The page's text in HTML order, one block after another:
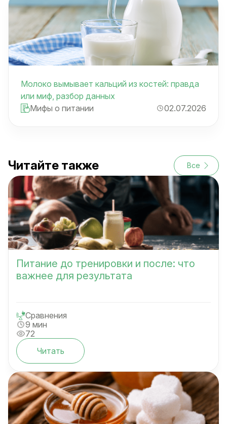
Молоко вымывает кальций из костей: правда
или миф, разбор данных
Мифы о питании
02.07.2026
Читайте также Все
Питание до тренировки и после: что
важнее для результата
Сравнения
9 мин
72
Читать